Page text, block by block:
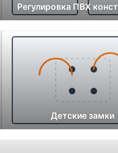
Регулировка ПВХ
Детские замки